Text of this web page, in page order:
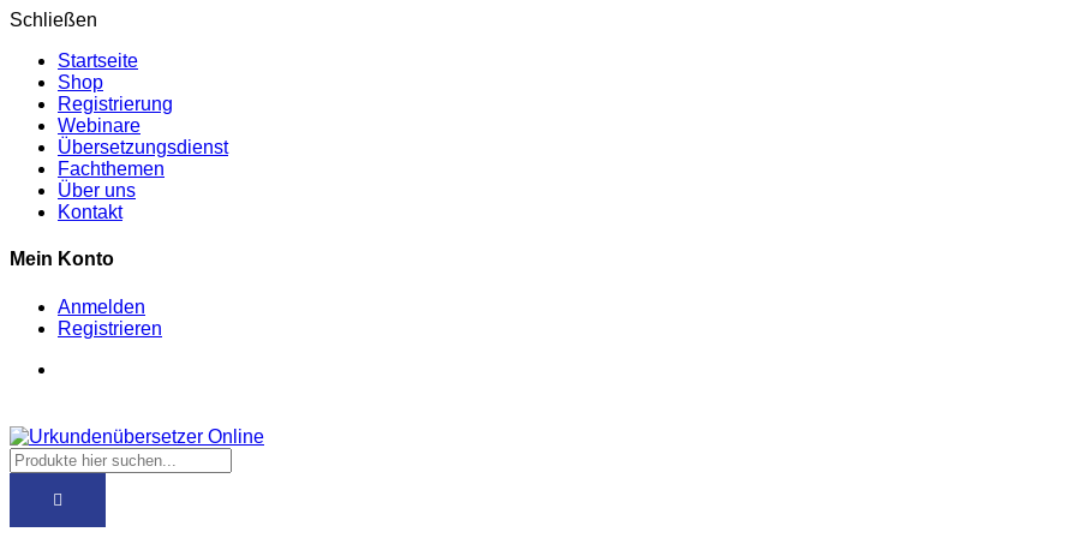
Schließen
Startseite
Shop
Registrierung
Webinare
Übersetzungsdienst
Fachthemen
Über uns
Kontakt
Mein Konto
Anmelden
Registrieren